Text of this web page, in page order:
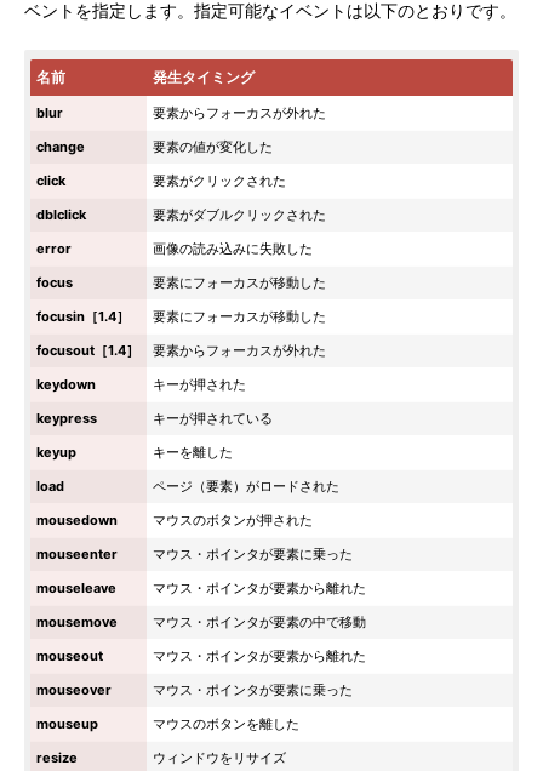
ベントを指定します。指定可能なイベントは以下のとおりです。
名前 発生タイミング
blur
要素からフォーカスが外れた
change
要素の値が変化した
click
要素がクリックされた
dblclick
要素がダブルクリックされた
error
画像の読み込みに失敗した
focus
要素にフォーカスが移動した
focusin［1.4］
要素にフォーカスが移動した
focusout［1.4］
要素からフォーカスが外れた
keydown
キーが押された
keypress
キーが押されている
keyup
キーを離した
load
ページ（要素）がロードされた
mousedown
マウスのボタンが押された
mouseenter
マウス・ポインタが要素に乗った
mouseleave
マウス・ポインタが要素から離れた
mousemove
マウス・ポインタが要素の中で移動
mouseout
マウス・ポインタが要素から離れた
mouseover
マウス・ポインタが要素に乗った
mouseup
マウスのボタンを離した
resize
ウィンドウをリサイズ